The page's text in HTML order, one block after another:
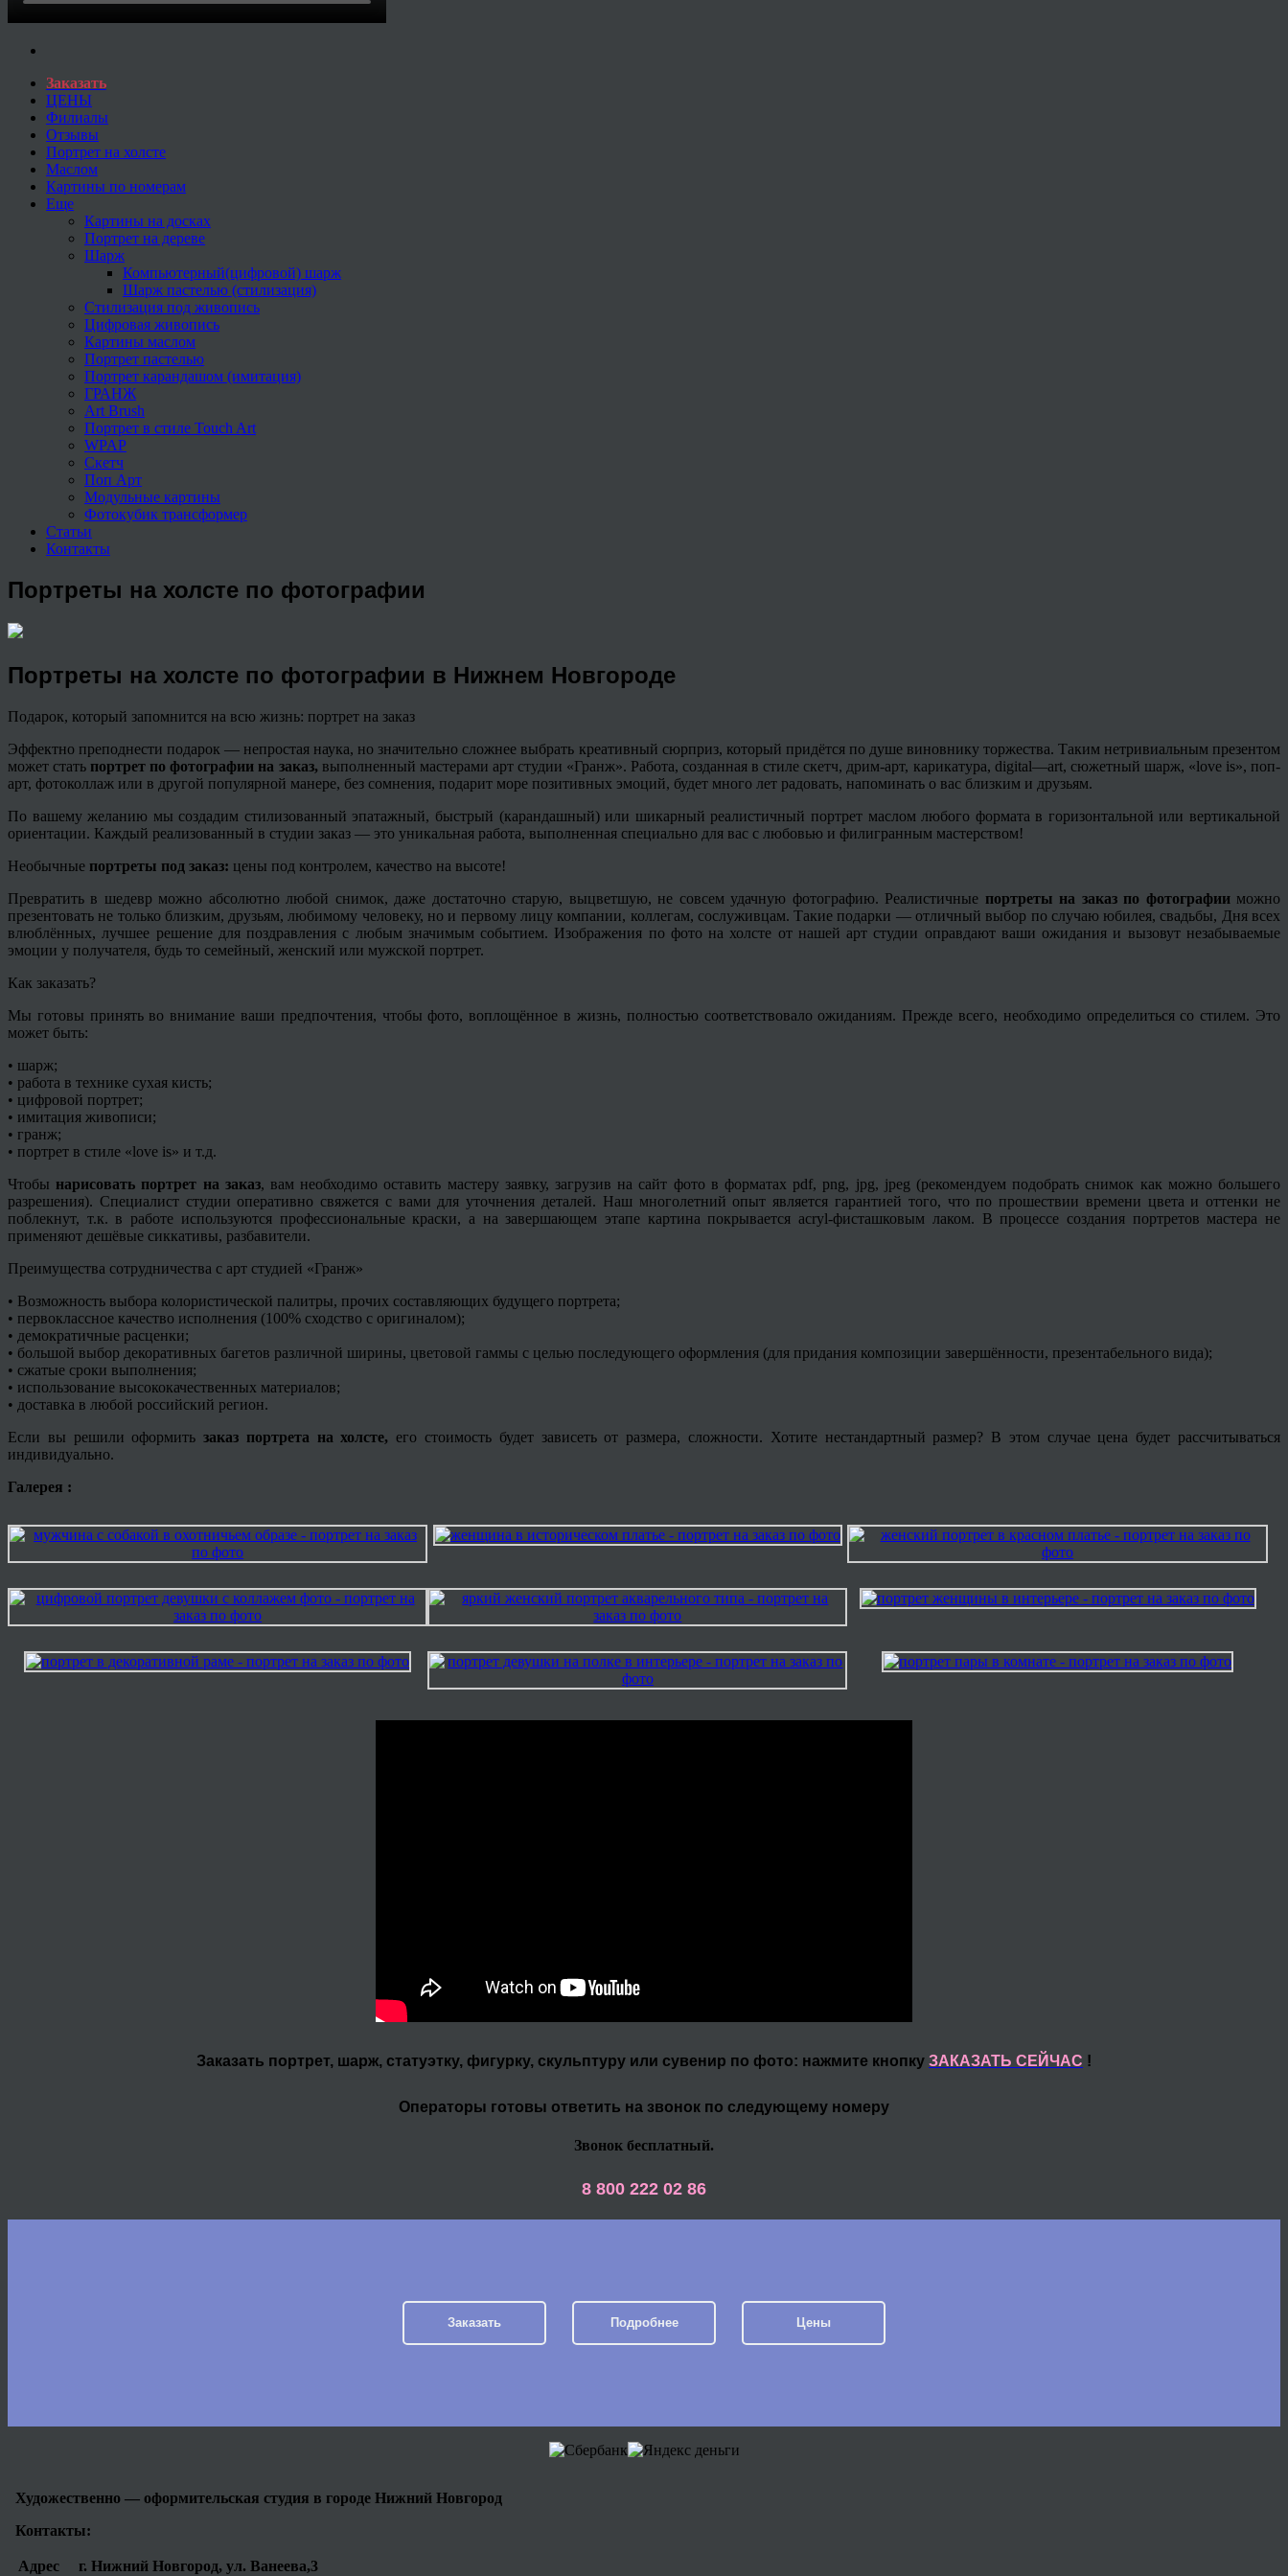
Заказать
ЦЕНЫ
Филиалы
Отзывы
Портрет на холсте
Маслом
Картины по номерам
Еще
Картины на досках
Портрет на дереве
Шарж
Компьютерный(цифровой) шарж
Шарж пастелью (стилизация)
Стилизация под живопись
Цифровая живопись
Картины маслом
Портрет пастелью
Портрет карандашом (имитация)
ГРАНЖ
Art Brush
Портрет в стиле Touch Art
WPAP
Скетч
Поп Арт
Модульные картины
Фотокубик трансформер
Статьи
Контакты
Портреты на холсте по фотографии
Портреты на холсте по фотографии в Нижнем Новгороде
Подарок, который запомнится на всю жизнь: портрет на заказ
Эффектно преподнести подарок — непростая наука, но значительно сложнее выбрать креативный сюрприз, который придётся по душе виновнику торжества. Таким нетривиальным презентом
может стать портрет по фотографии на заказ, выполненный мастерами арт студии «Гранж». Работа, созданная в стиле скетч, дрим-арт, карикатура, digital—art, сюжетный шарж, «loveis», поп-
арт, фотоколлаж или в другой популярной манере, без сомнения, подарит море позитивных эмоций, будет много лет радовать, напоминать о вас близким и друзьям.
По вашему желанию мы создадим стилизованный эпатажный, быстрый (карандашный) или шикарный реалистичный портрет маслом любого формата в горизонтальной или вертикальной
ориентации. Каждый реализованный в студии заказ — это уникальная работа, выполненная специально для вас с любовью и филигранным мастерством!
Необычные портреты под заказ: цены под контролем, качество на высоте!
Превратить в шедевр можно абсолютно любой снимок, даже достаточно старую, выцветшую, не совсем удачную фотографию. Реалистичные портреты на заказ по фотографииможно
презентовать не только близким, друзьям, любимому человеку, но и первому лицу компании, коллегам, сослуживцам. Такие подарки — отличный выбор по случаю юбилея, свадьбы, Дня всех
влюблённых, лучшее решение для поздравления с любым значимым событием. Изображения по фото на холсте от нашей арт студии оправдают ваши ожидания и вызовут незабываемые
эмоции у получателя, будь то семейный, женский или мужской портрет.
Как заказать?
Мы готовы принять во внимание ваши предпочтения, чтобы фото, воплощённое в жизнь, полностью соответствовало ожиданиям. Прежде всего, необходимо определиться со стилем. Это
может быть:
• шарж;
• работа в технике сухая кисть;
• цифровой портрет;
• имитация живописи;
• гранж;
• портрет в стиле «love is» и т.д.
Чтобы нарисовать портрет на заказ, вам необходимо оставить мастеру заявку, загрузив на сайт фото в форматах pdf, png, jpg, jpeg (рекомендуем подобрать снимок как можно большего
разрешения). Специалист студии оперативно свяжется с вами для уточнения деталей. Наш многолетний опыт является гарантией того, что по прошествии времени цвета и оттенки не
поблекнут, т.к. в работе используются профессиональные краски, а на завершающем этапе картина покрываетсяacryl-фисташковым лаком. В процессе создания портретов мастера не
применяют дешёвые сиккативы, разбавители.
Преимущества сотрудничества с арт студией «Гранж»
• Возможность выбора колористической палитры, прочих составляющих будущего портрета;
• первоклассное качество исполнения (100% сходство с оригиналом);
• демократичные расценки;
• большой выбор декоративных багетов различной ширины, цветовой гаммы с целью последующего оформления (для придания композиции завершённости, презентабельного вида);
• сжатые сроки выполнения;
• использование высококачественных материалов;
• доставка в любой российский регион.
Если вы решили оформитьзаказ портрета на холсте, его стоимость будет зависеть от размера, сложности. Хотите нестандартный размер? В этом случае цена будет рассчитываться
индивидуально.
Галерея :
Заказать портрет, шарж, статуэтку, фигурку, скульптуру или сувенир по фото: нажмите кнопку ЗАКАЗАТЬ СЕЙЧАС !
Операторы готовы ответить на звонок по следующему номеру
Звонок бесплатный.
8 800 222 02 86
Заказать Подробнее Цены
Художественно — оформительская студия в городе Нижний Новгород
Контакты:
Адрес г. Нижний Новгород, ул. Ванеева,3